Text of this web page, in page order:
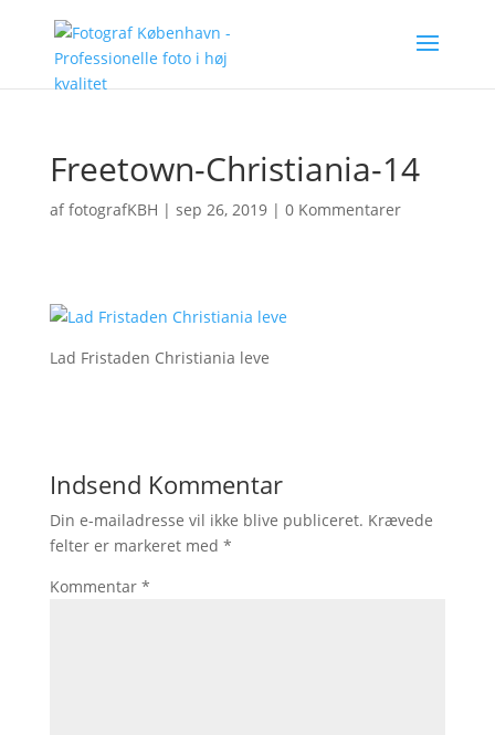
Freetown-Christiania-14
affotografKBH | sep 26, 2019| 0 Kommentarer
Lad Fristaden Christiania leve
Indsend Kommentar
Din e-mailadresse vil ikke blive publiceret. Krævede
felter er markeret med *
Kommentar *